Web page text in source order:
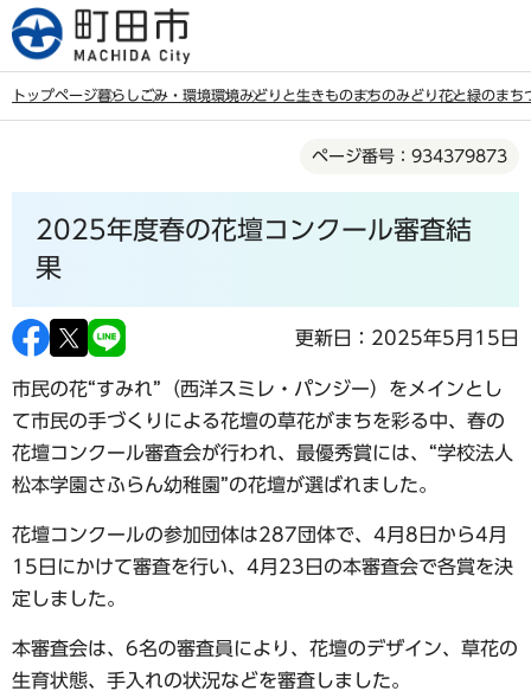
こ
の
トップページ暮らしごみ・環境環境みどりと生きものまちのみどり花と緑のまち
ページ番号：934379873
2025年度春の花壇コンクール審査結
果
更新日：2025年5月15日
市民の花“すみれ”（西洋スミレ・パンジー）をメインとし
て市民の手づくりによる花壇の草花がまちを彩る中、春の
花壇コンクール審査会が行われ、最優秀賞には、“学校法人
松本学園さふらん幼稚園”の花壇が選ばれました。
花壇コンクールの参加団体は287団体で、4月8日から4月
15日にかけて審査を行い、4月23日の本審査会で各賞を決
定しました。
本審査会は、6名の審査員により、花壇のデザイン、草花の
生育状態、手入れの状況などを審査しました。